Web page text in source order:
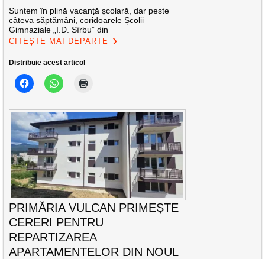
Suntem în plină vacanță școlară, dar peste
câteva săptămâni, coridoarele Școlii
Gimnaziale „I.D. Sîrbu” din
CITEȘTE MAI DEPARTE
Distribuie acest articol
PRIMĂRIA VULCAN PRIMEȘTE
CERERI PENTRU
REPARTIZAREA
APARTAMENTELOR DIN NOUL